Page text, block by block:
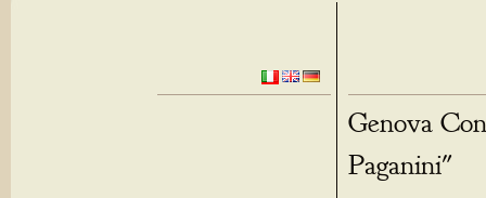
Genova
Paganini"